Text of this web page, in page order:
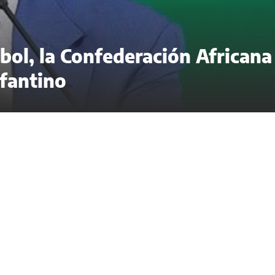
la Confederación